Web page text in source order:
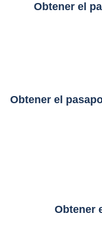
Obtener el
Obtener el
Obtener